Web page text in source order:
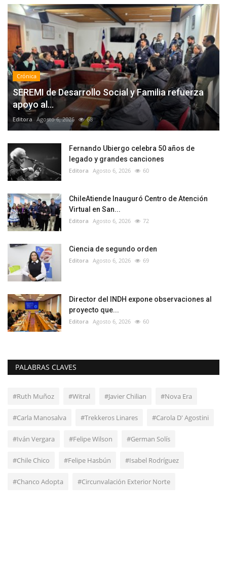
Crónica
SEREMI de Desarrollo Social y Familia refuerza
apoyo al...
Editora Agosto 6, 2026 68
Fernando Ubiergo celebra 50 años de
legado y grandes canciones
Editora Agosto 6, 2026 60
ChileAtiende Inauguró Centro de Atención
Virtual en San...
Editora Agosto 6, 2026 72
Ciencia de segundo orden
Editora Agosto 6, 2026 69
Director del INDH expone observaciones al
proyecto que...
Editora Agosto 6, 2026 60
PALABRAS CLAVES
#Ruth Muñoz #Witral #Javier Chilian #Nova Era
#Carla Manosalva #Trekkeros Linares #Carola D' Agostini
#Iván Vergara #Felipe Wilson #German Solís
#Chile Chico #Felipe Hasbún #Isabel Rodríguez
#Chanco Adopta #Circunvalación Exterior Norte